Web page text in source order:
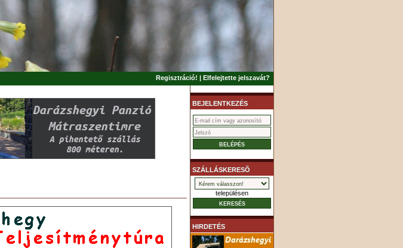
Regisztráció! | Elfelejtette jelszavát?
BEJELENTKEZÉS
SZÁLLÁSKERESÕ
településen
HIRDETÉS